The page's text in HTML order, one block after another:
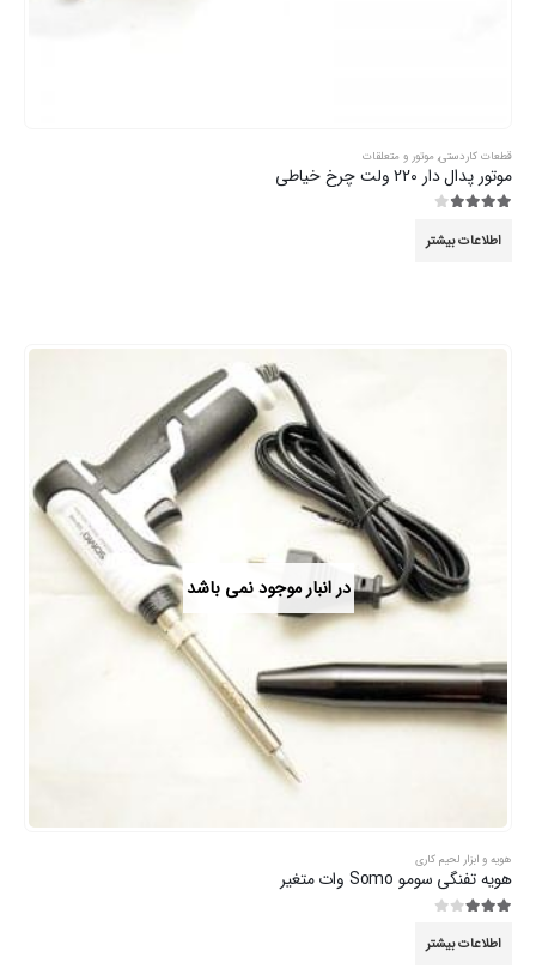
قطعات کاردستی, موتور و متعلقات
موتور پدال دار 220 ولت چرخ خیاطی
اطلاعات بیشتر
در انبار موجود نمی باشد
هویه و ابزار لحیم کاری
هویه تفنگی سومو Somo وات متغیر
اطلاعات بیشتر